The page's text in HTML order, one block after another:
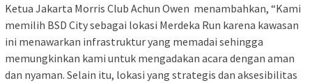
Ketua Jakarta Morris Club Achun Owen menambahkan, “Kami
memilih BSD City sebagai lokasi Merdeka Run karena kawasan
ini menawarkan infrastruktur yang memadai sehingga
memungkinkan kami untuk mengadakan acara dengan aman
dan nyaman. Selain itu, lokasi yang strategis dan aksesibilitas